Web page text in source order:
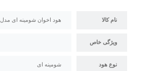
نام کالا هود اخوان شومینه ای مدل H 28 4S
ویژگی خاص
نوع هود شومینه ای